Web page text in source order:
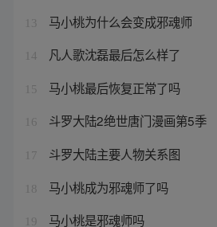
13 马小桃为什么会变成邪魂师
14 凡人歌沈磊最后怎么样了
15 马小桃最后恢复正常了吗
16 斗罗大陆2绝世唐门漫画第5季
17 斗罗大陆主要人物关系图
18 马小桃成为邪魂师了吗
19 马小桃是邪魂师吗